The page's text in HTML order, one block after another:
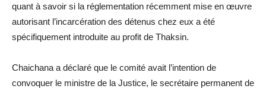
quant à savoir si la réglementation récemment mise en œuvre
autorisant l’incarcération des détenus chez eux a été
spécifiquement introduite au profit de Thaksin.
Chaichana a déclaré que le comité avait l’intention de
convoquer le ministre de la Justice, le secrétaire permanent de